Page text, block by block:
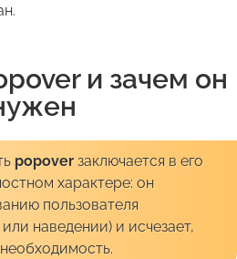
и зачем он
popoverзаключается в его
характере: он
пользователя
наведении) и исчезает,